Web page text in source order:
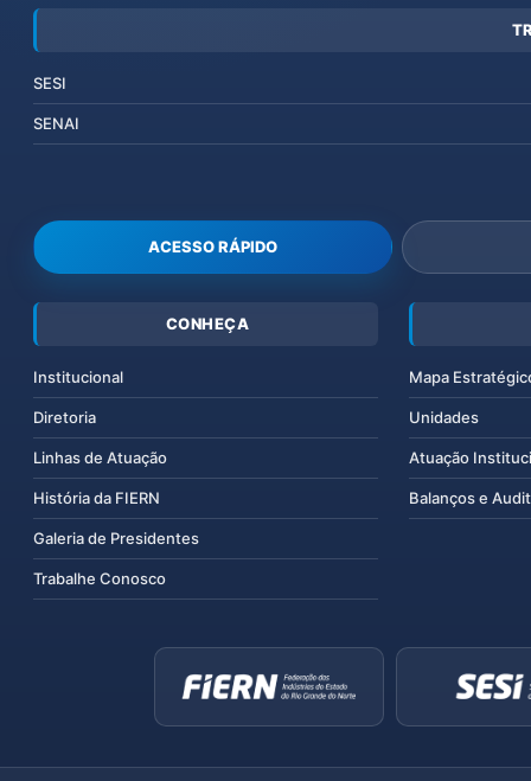
SESI
SENAI
ACESSO RÁPIDO
CONHEÇA
Institucional
Diretoria
Linhas de Atuação
História da FIERN
Galeria de Presidentes
Trabalhe Conosco
Mapa
Unidades
Atuação
Balanços e